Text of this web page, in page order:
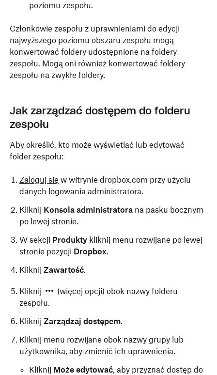
poziomu zespołu.
Członkowie zespołu z uprawnieniami do edycji
najwyższego poziomu obszaru zespołu mogą
konwertować foldery udostępnione na foldery
zespołu. Mogą oni również konwertować foldery
zespołu na zwykłe foldery.
Jak zarządzać dostępem do folderu
zespołu
Aby określić, kto może wyświetlać lub edytować
folder zespołu:
Zaloguj się w witrynie dropbox.com przy użyciu
danych logowania administratora.
Kliknij Konsola administratora na pasku bocznym
po lewej stronie.
W sekcji Produkty kliknij menu rozwijane po lewej
stronie pozycji Dropbox.
Kliknij Zawartość.
Kliknij
(więcej opcji) obok nazwy folderu
zespołu.
Kliknij Zarządzaj dostępem.
Kliknij menu rozwijane obok nazwy grupy lub
użytkownika, aby zmienić ich uprawnienia.
Kliknij Może edytować, aby przyznać dostęp do